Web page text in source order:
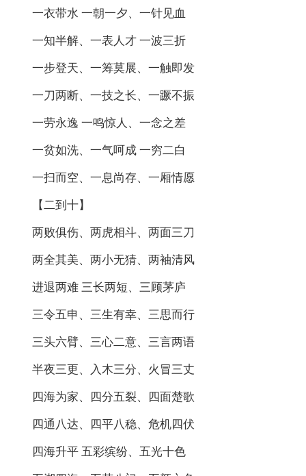
一衣带水 一朝一夕、一针见血
一知半解、一表人才 一波三折
一步登天、一筹莫展、一触即发
一刀两断、一技之长、一蹶不振
一劳永逸 一鸣惊人、一念之差
一贫如洗、一气呵成 一穷二白
一扫而空、一息尚存、一厢情愿
【二到十】
两败俱伤、两虎相斗、两面三刀
两全其美、两小无猜、两袖清风
进退两难 三长两短、三顾茅庐
三令五申、三生有幸、三思而行
三头六臂、三心二意、三言两语
半夜三更、入木三分、火冒三丈
四海为家、四分五裂、四面楚歌
四通八达、四平八稳、危机四伏
四海升平 五彩缤纷、五光十色